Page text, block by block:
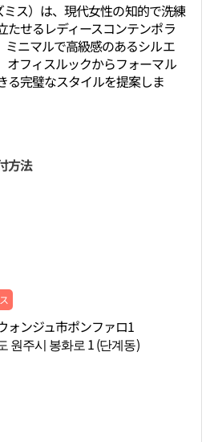
ミス）は、現代女性の知的で洗練
たせるレディースコンテンポラ
ミニマルで高級感のあるシルエ
オフィスルックからフォーマル
る完璧なスタイルを提案しま
方法
ォンジュ市ポンファロ1
원주시 봉화로 1 (단계동)